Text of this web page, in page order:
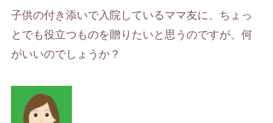
子供の付き添いで入院しているママ友に、ちょっ
とでも役立つものを贈りたいと思うのですが、何
がいいのでしょうか？